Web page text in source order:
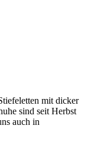
mit dicker
sind seit Herbst
auch in